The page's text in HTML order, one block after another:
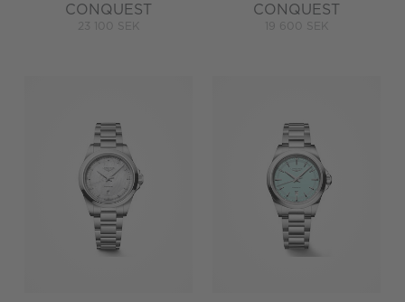
CONQUEST
23 100 SEK
CONQUEST
19 600 SEK